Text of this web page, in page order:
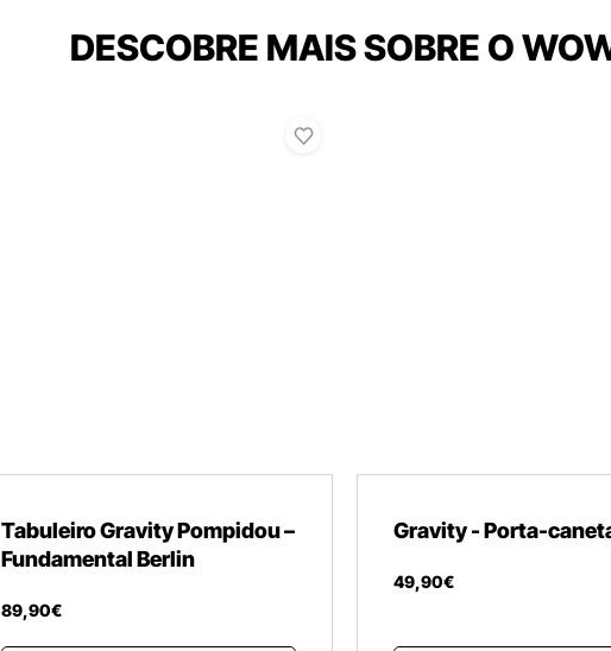
DESCOBRE MAIS SOBRE O
Tabuleiro Gravity Pompidou –
Fundamental Berlin
89,90€
Gravity - Porta-
49,90€